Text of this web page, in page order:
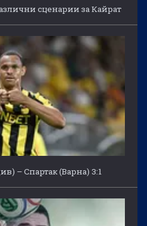
сценарии за Кайрат
– Спартак (Варна) 3:1